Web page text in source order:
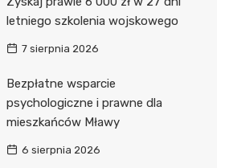
letniego szkolenia wojskowego
7 sierpnia 2026
Bezpłatne wsparcie
psychologiczne i prawne dla
mieszkańców Mławy
6 sierpnia 2026